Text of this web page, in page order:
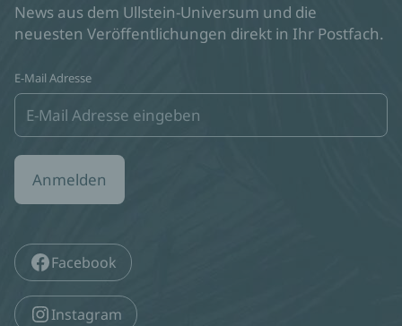
News aus dem Ullstein-Universum und die
neuesten Veröffentlichungen direkt in Ihr Postfach.
E-Mail Adresse
Anmelden
Facebook
Instagram